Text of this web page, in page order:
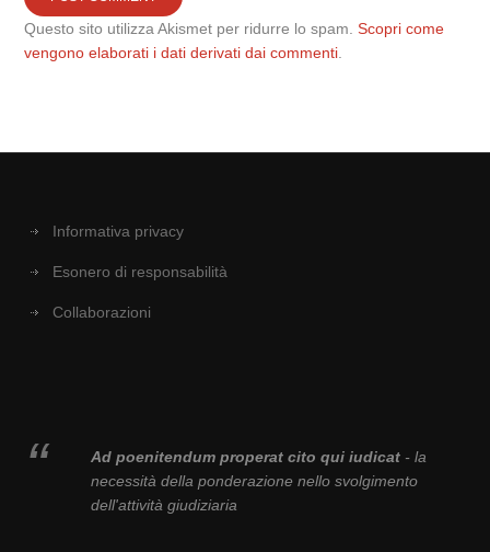
Questo sito utilizza Akismet per ridurre lo spam.Scopri come
vengono elaborati i dati derivati dai commenti
Informativa privacy
Esonero di responsabilità
Collaborazioni
Ad poenitendum properat cito qui iudicat- la
necessità della ponderazione nello svolgimento
dell'attività giudiziaria